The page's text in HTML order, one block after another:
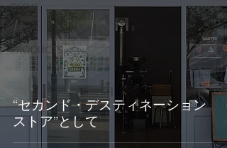
BLOG
NEWS
PRODUCTS
“セカンド・デスティネーション
ストア”として